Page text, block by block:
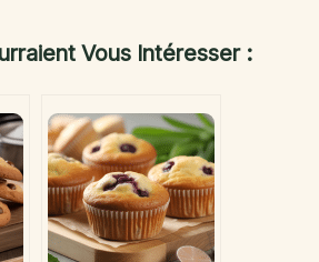
Vous Intéresser :